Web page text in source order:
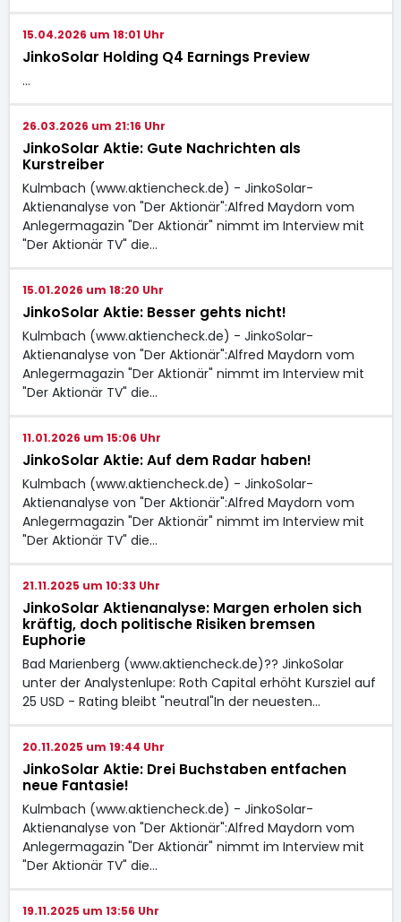
15.04.2026 um 18:01 Uhr
JinkoSolar Holding Q4 Earnings Preview
…
26.03.2026 um 21:16 Uhr
JinkoSolar Aktie: Gute Nachrichten als
Kurstreiber
Kulmbach (www.aktiencheck.de) - JinkoSolar-
Aktienanalyse von "Der Aktionär":Alfred Maydorn vom
Anlegermagazin "Der Aktionär" nimmt im Interview mit
"Der Aktionär TV" die…
15.01.2026 um 18:20 Uhr
JinkoSolar Aktie: Besser gehts nicht!
Kulmbach (www.aktiencheck.de) - JinkoSolar-
Aktienanalyse von "Der Aktionär":Alfred Maydorn vom
Anlegermagazin "Der Aktionär" nimmt im Interview mit
"Der Aktionär TV" die…
11.01.2026 um 15:06 Uhr
JinkoSolar Aktie: Auf dem Radar haben!
Kulmbach (www.aktiencheck.de) - JinkoSolar-
Aktienanalyse von "Der Aktionär":Alfred Maydorn vom
Anlegermagazin "Der Aktionär" nimmt im Interview mit
"Der Aktionär TV" die…
21.11.2025 um 10:33 Uhr
JinkoSolar Aktienanalyse: Margen erholen sich
kräftig, doch politische Risiken bremsen
Euphorie
Bad Marienberg (www.aktiencheck.de)?? JinkoSolar
unter der Analystenlupe: Roth Capital erhöht Kursziel auf
25 USD - Rating bleibt "neutral"In der neuesten…
20.11.2025 um 19:44 Uhr
JinkoSolar Aktie: Drei Buchstaben entfachen
neue Fantasie!
Kulmbach (www.aktiencheck.de) - JinkoSolar-
Aktienanalyse von "Der Aktionär":Alfred Maydorn vom
Anlegermagazin "Der Aktionär" nimmt im Interview mit
"Der Aktionär TV" die…
19.11.2025 um 13:56 Uhr